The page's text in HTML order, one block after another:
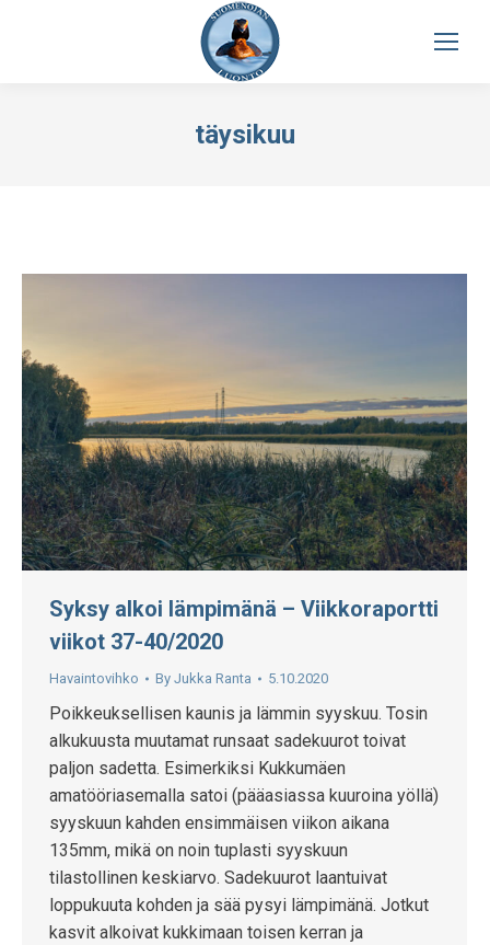
täysikuu
Syksy alkoi lämpimänä – Viikkoraportti
viikot 37-40/2020
Havaintovihko By Jukka Ranta 5.10.2020
Poikkeuksellisen kaunis ja lämmin syyskuu. Tosin
alkukuusta muutamat runsaat sadekuurot toivat
paljon sadetta. Esimerkiksi Kukkumäen
amatööriasemalla satoi (pääasiassa kuuroina yöllä)
syyskuun kahden ensimmäisen viikon aikana
135mm, mikä on noin tuplasti syyskuun
tilastollinen keskiarvo. Sadekuurot laantuivat
loppukuuta kohden ja sää pysyi lämpimänä. Jotkut
kasvit alkoivat kukkimaan toisen kerran ja